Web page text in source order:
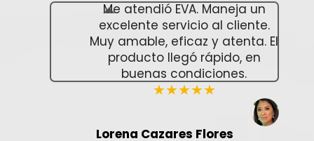
Me atendió EVA. Maneja un
excelente servicio al cliente.
Muy amable, eficaz y atenta. El
producto llegó rápido, en
buenas condiciones.
★★★★★
Lorena Cazares Flores